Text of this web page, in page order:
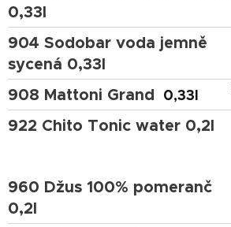
0,33l
904 Sodobar voda jemně
sycená 0,33l
908 Mattoni Grand 0,33l
922 Chito Tonic water 0,2l
960 Džus 100% pomeranč
0,2l